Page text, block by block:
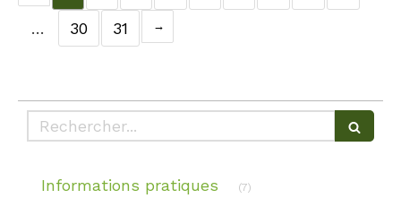
…
30 31
Rechercher
Informations pratiques (7)